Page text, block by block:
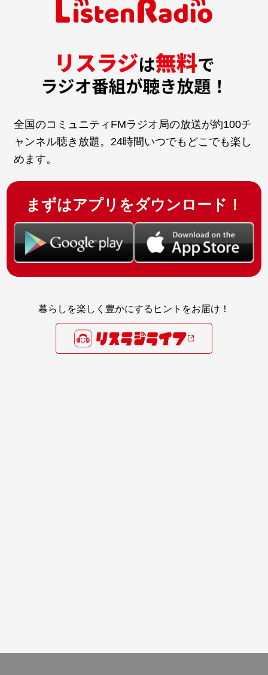
全国のコミュニティFMラジオ局の放送が約100チ
ャンネル聴き放題。24時間いつでもどこでも楽し
めます。
まずはアプリをダウンロード！
暮らしを楽しく豊かにするヒントをお届け！